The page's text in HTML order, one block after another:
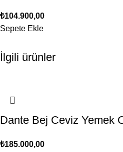
₺104.900,00
Sepete Ekle
İlgili ürünler
Dante Bej Ceviz Yemek
₺185.000,00